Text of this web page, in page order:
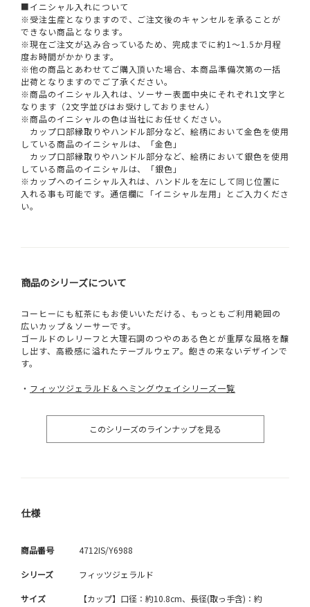
■イニシャル入れについて
※受注生産となりますので、ご注文後のキャンセルを承ることが
できない商品となります。
※現在ご注文が込み合っているため、完成までに約1～1.5か月程
度お時間がかかります。
※他の商品とあわせてご購入頂いた場合、本商品準備次第の一括
出荷となりますのでご了承ください。
※商品のイニシャル入れは、ソーサー表面中央にそれぞれ1文字と
なります（2文字並びはお受けしておりません）
※商品のイニシャルの色は当社にお任せください。
カップ口部縁取りやハンドル部分など、絵柄において金色を使用
している商品のイニシャルは、「金色」
カップ口部縁取りやハンドル部分など、絵柄において銀色を使用
している商品のイニシャルは、「銀色」
※カップへのイニシャル入れは、ハンドルを左にして同じ位置に
入れる事も可能です。通信欄に「イニシャル左用」とご入力くださ
い。
商品のシリーズについて
コーヒーにも紅茶にもお使いいただける、もっともご利用範囲の
広いカップ＆ソーサーです。
ゴールドのレリーフと大理石調のつやのある色とが重厚な風格を醸
し出す、高級感に溢れたテーブルウェア。飽きの来ないデザインで
す。
・ フィッツジェラルド＆ヘミングウェイシリーズ一覧
このシリーズのラインナップを見る
仕様
商品番号 4712IS/Y6988
シリーズ フィッツジェラルド
サイズ 【カップ】口径：約10.8cm、長径(取っ手含)：約